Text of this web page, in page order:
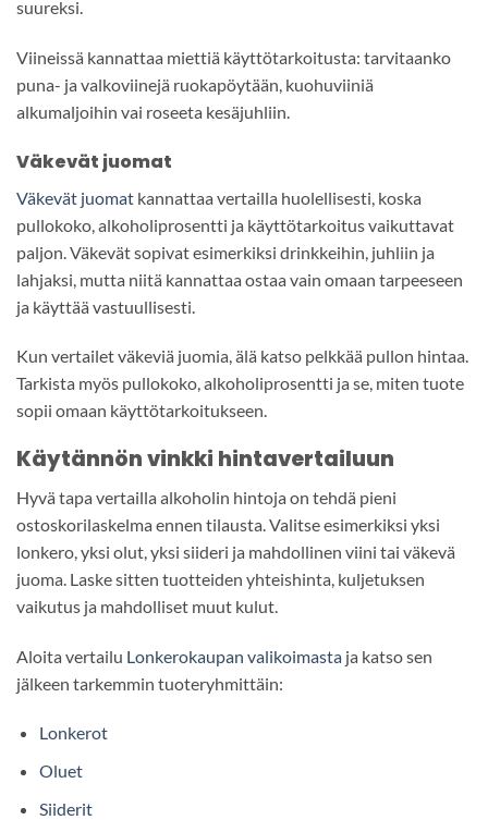
suureksi.
Viineissä kannattaa miettiä käyttötarkoitusta: tarvitaanko
puna- ja valkoviinejä ruokapöytään, kuohuviiniä
alkumaljoihin vai roseeta kesäjuhliin.
Väkevät juomat
Väkevät juomat kannattaa vertailla huolellisesti, koska
pullokoko, alkoholiprosentti ja käyttötarkoitus vaikuttavat
paljon. Väkevät sopivat esimerkiksi drinkkeihin, juhliin ja
lahjaksi, mutta niitä kannattaa ostaa vain omaan tarpeeseen
ja käyttää vastuullisesti.
Kun vertailet väkeviä juomia, älä katso pelkkää pullon hintaa.
Tarkista myös pullokoko, alkoholiprosentti ja se, miten tuote
sopii omaan käyttötarkoitukseen.
Käytännön vinkki hintavertailuun
Hyvä tapa vertailla alkoholin hintoja on tehdä pieni
ostoskorilaskelma ennen tilausta. Valitse esimerkiksi yksi
lonkero, yksi olut, yksi siideri ja mahdollinen viini tai väkevä
juoma. Laske sitten tuotteiden yhteishinta, kuljetuksen
vaikutus ja mahdolliset muut kulut.
Aloita vertailu Lonkerokaupan valikoimasta ja katso sen
jälkeen tarkemmin tuoteryhmittäin:
Lonkerot
Oluet
Siiderit